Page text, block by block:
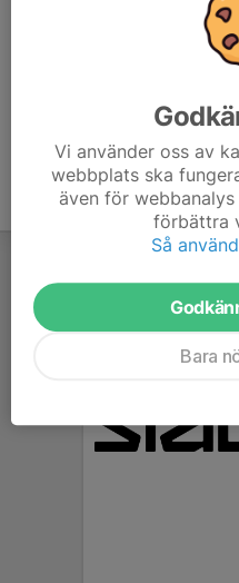
Vi använder oss av
webbplats ska
även för
förbättra
Så
Bara